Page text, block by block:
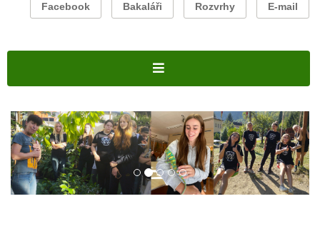
Facebook Bakaláři Rozvrhy E-mail